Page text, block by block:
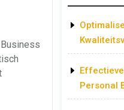
Personal